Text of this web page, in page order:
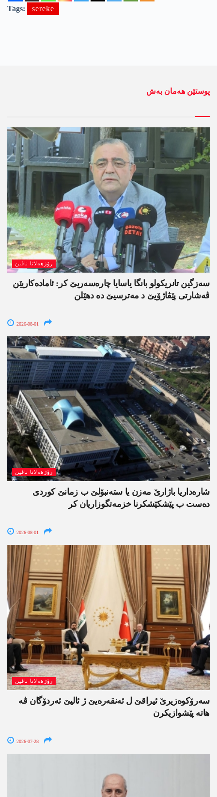
Tags: sereke
پوستێن ھەمان بەش
رۆژھەلاتا ناڤین
سەزگین تانریکولو بانگا یاسایا چارەسەریێ کر: ئامادەکاریێن
ڤەشارتی پێڤاژۆیێ د مەترسیێ دە دھێلن
2026-08-01
رۆژھەلاتا ناڤین
شارەداریا باژارێ مەزن یا ستەنبۆلێ ب زمانێ کوردی
دەست ب پێشکێشکرنا خزمەتگوزاریان کر
2026-08-01
رۆژھەلاتا ناڤین
سەرۆکوەزیرێ ئیراقێ ل ئەنقەرەیێ ژ ئالیێ ئەردۆگان ڤە
ھاتە پێشوازیکرن
2026-07-28